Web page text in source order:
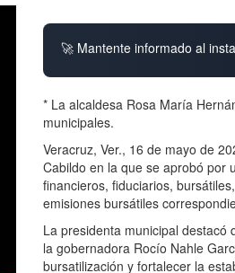
🚀 Mantente informado al
* La alcaldesa Rosa María
municipales.
Veracruz, Ver., 16 de mayo de
Cabildo en la que se aprobó por
financieros, fiduciarios,
emisiones bursátiles
La presidenta municipal
la gobernadora Rocío Nahle
bursatilización y fortalecer la